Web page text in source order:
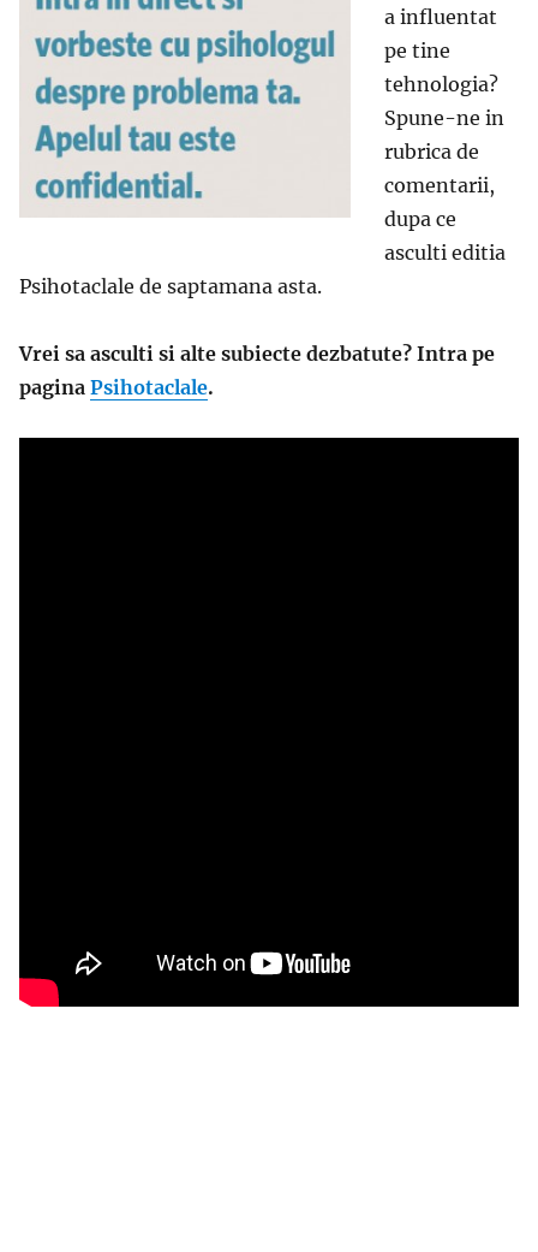
a influentat
pe tine
tehnologia?
Spune-ne in
rubrica de
comentarii,
dupa ce
asculti editia
Psihotaclale de saptamana asta.
Vrei sa asculti si alte subiecte dezbatute? Intra pe
pagina Psihotaclale.